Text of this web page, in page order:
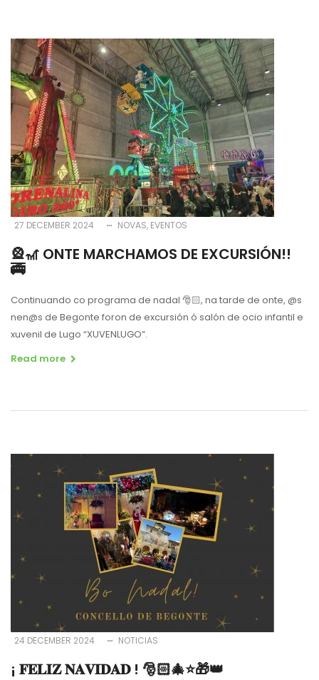
27 DECEMBER 2024 NOVAS EVENTOS
🎡🎢 ONTE MARCHAMOS DE EXCURSIÓN!!
🚎
Continuando co programa de nadal 🎅🏻, na tarde de onte, @s
nen@s de Begonte foron de excursión ó salón de ocio infantil e
xuvenil de Lugo “XUVENLUGO”.
Read more
24 DECEMBER 2024 NOTICIAS
¡ 𝐅𝐄𝐋𝐈𝐙 𝐍𝐀𝐕𝐈𝐃𝐀𝐃 ! 🎅🏻🎄⭐️🎁👑